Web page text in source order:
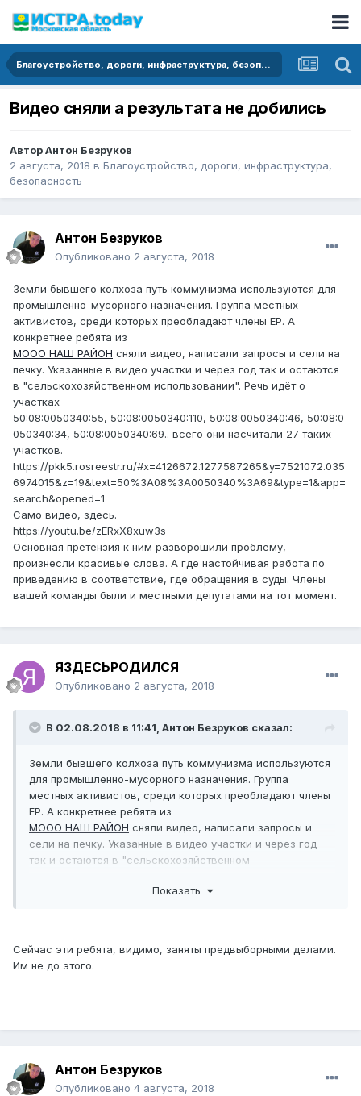
Благоустройство, дороги, инфраструктура, безопасность
Видео сняли а результата не добились
АвторАнтон Безруков
2 августа, 2018 в Благоустройство, дороги, инфраструктура,
безопасность
Антон Безруков
Опубликовано 2 августа, 2018
Земли бывшего колхоза путь коммунизма используются для
промышленно-мусорного назначения. Группа местных
активистов, среди которых преобладают члены ЕР. А
конкретнее ребята из
МООО НАШ РАЙОН сняли видео, написали запросы и сели на
печку. Указанные в видео участки и через год так и остаются
в "сельскохозяйственном использовании". Речь идёт о
участках
50:08:0050340:55, 50:08:0050340:110, 50:08:0050340:46, 50:08:0
050340:34, 50:08:0050340:69.. всего они насчитали 27 таких
участков.
https://pkk5.rosreestr.ru/#x=4126672.1277587265&y=7521072.035
6974015&z=19&text=50%3A08%3A0050340%3A69&type=1&app=
search&opened=1
Само видео, здесь.
https://youtu.be/zERxX8xuw3s
Основная претензия к ним разворошили проблему,
произнесли красивые слова. А где настойчивая работа по
приведению в соответствие, где обращения в суды. Члены
вашей команды были и местными депутатами на тот момент.
ЯЗДЕСЬРОДИЛСЯ
Опубликовано 2 августа, 2018
В 02.08.2018 в 11:41, Антон Безруков сказал:
Земли бывшего колхоза путь коммунизма используются
для промышленно-мусорного назначения. Группа
местных активистов, среди которых преобладают члены
ЕР. А конкретнее ребята из
МООО НАШ РАЙОН сняли видео, написали запросы и
сели на печку. Указанные в видео участки и через год
так и остаются в "сельскохозяйственном
50:08:0050340:55, 50:08:0050340:110, 50:08:0050340:46, 5
2.0356974015&z=19&text=50%3A08%3A0050340%3A69&ty
pe=1&app=search&opened=1
Члены вашей команды были и местными депутатами на
тот момент.
Показать
Сейчас эти ребята, видимо, заняты предвыборными делами.
Им не до этого.
Антон Безруков
Опубликовано 4 августа, 2018